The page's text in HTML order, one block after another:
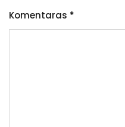
Komentaras *